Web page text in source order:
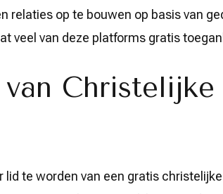
relaties op te bouwen op basis van
veel van deze platforms gratis
Christelijke
lid te worden van een gratis